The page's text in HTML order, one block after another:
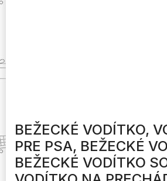
BEŽECKÉ VODÍTKO,
PRE PSA, BEŽECKÉ
BEŽECKÉ VODÍTKO